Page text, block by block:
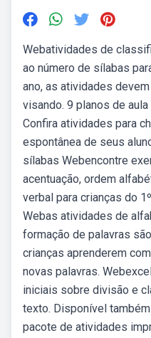
Webatividades de
ao número de sílabas
ano, as atividades
visando. 9 planos de
Confira atividades para
espontânea de seus
sílabas Webencontre
acentuação, ordem
verbal para crianças do
Webas atividades de
formação de palavras
crianças aprenderem
novas palavras.
iniciais sobre divisão e
texto. Disponível
pacote de atividades